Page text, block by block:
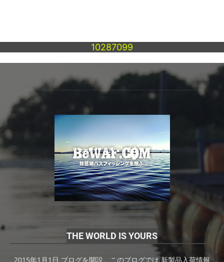
10287099
THE WORLD IS YOURS
2015年1月1日 ブログを開設。このブログでは 新製品入荷情報